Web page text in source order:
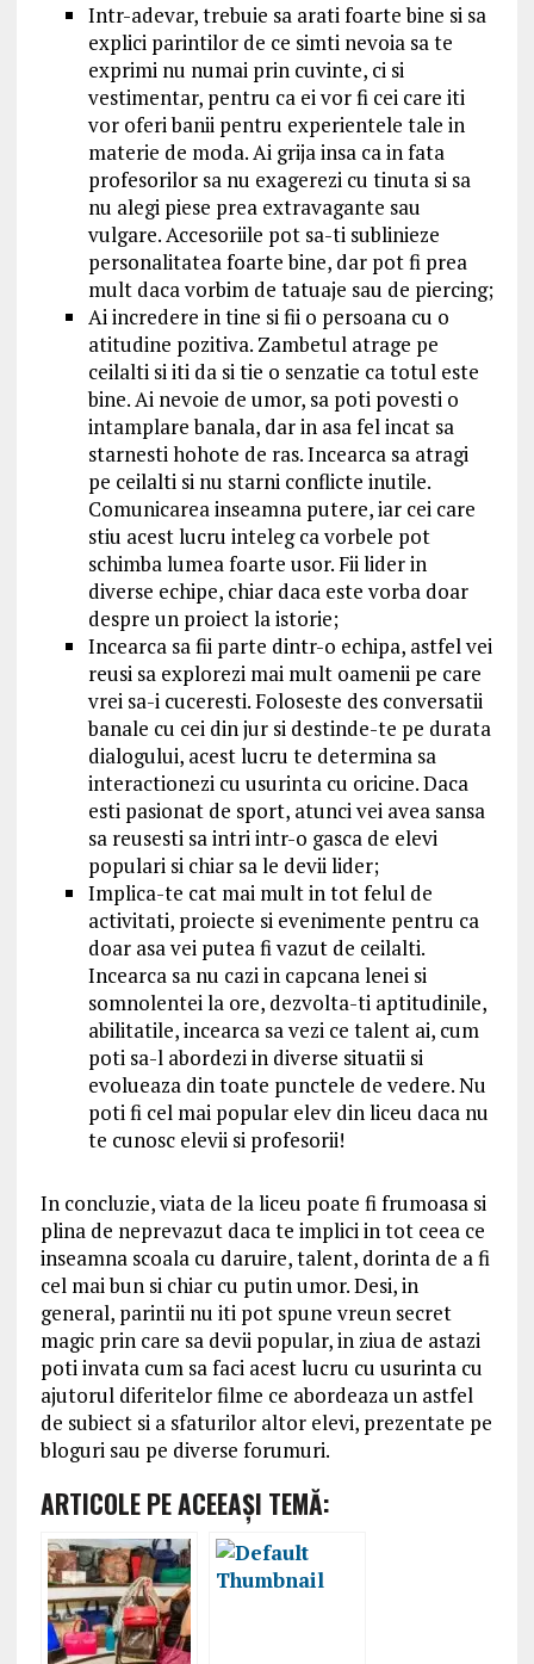
Intr-adevar, trebuie sa arati foarte bine si sa
explici parintilor de ce simti nevoia sa te
exprimi nu numai prin cuvinte, ci si
vestimentar, pentru ca ei vor fi cei care iti
vor oferi banii pentru experientele tale in
materie de moda. Ai grija insa ca in fata
profesorilor sa nu exagerezi cu tinuta si sa
nu alegi piese prea extravagante sau
vulgare. Accesoriile pot sa-ti sublinieze
personalitatea foarte bine, dar pot fi prea
mult daca vorbim de tatuaje sau de piercing;
Ai incredere in tine si fii o persoana cu o
atitudine pozitiva. Zambetul atrage pe
ceilalti si iti da si tie o senzatie ca totul este
bine. Ai nevoie de umor, sa poti povesti o
intamplare banala, dar in asa fel incat sa
starnesti hohote de ras. Incearca sa atragi
pe ceilalti si nu starni conflicte inutile.
Comunicarea inseamna putere, iar cei care
stiu acest lucru inteleg ca vorbele pot
schimba lumea foarte usor. Fii lider in
diverse echipe, chiar daca este vorba doar
despre un proiect la istorie;
Incearca sa fii parte dintr-o echipa, astfel vei
reusi sa explorezi mai mult oamenii pe care
vrei sa-i cuceresti. Foloseste des conversatii
banale cu cei din jur si destinde-te pe durata
dialogului, acest lucru te determina sa
interactionezi cu usurinta cu oricine. Daca
esti pasionat de sport, atunci vei avea sansa
sa reusesti sa intri intr-o gasca de elevi
populari si chiar sa le devii lider;
Implica-te cat mai mult in tot felul de
activitati, proiecte si evenimente pentru ca
doar asa vei putea fi vazut de ceilalti.
Incearca sa nu cazi in capcana lenei si
somnolentei la ore, dezvolta-ti aptitudinile,
abilitatile, incearca sa vezi ce talent ai, cum
poti sa-l abordezi in diverse situatii si
evolueaza din toate punctele de vedere. Nu
poti fi cel mai popular elev din liceu daca nu
te cunosc elevii si profesorii!
In concluzie, viata de la liceu poate fi frumoasa si
plina de neprevazut daca te implici in tot ceea ce
inseamna scoala cu daruire, talent, dorinta de a fi
cel mai bun si chiar cu putin umor. Desi, in
general, parintii nu iti pot spune vreun secret
magic prin care sa devii popular, in ziua de astazi
poti invata cum sa faci acest lucru cu usurinta cu
ajutorul diferitelor filme ce abordeaza un astfel
de subiect si a sfaturilor altor elevi, prezentate pe
bloguri sau pe diverse forumuri.
ARTICOLE PE ACEEAŞI TEMĂ: